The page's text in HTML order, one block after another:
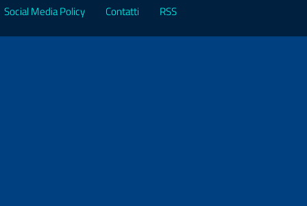
Social Media Policy Contatti RSS